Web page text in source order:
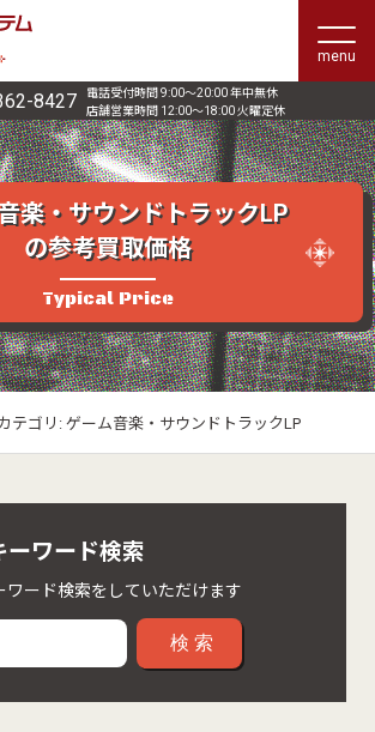
menu
8427
電話受付時間 9:00〜20:00 年中無休
店舗営業時間 12:00〜18:00 火曜定休
楽・サウンドトラックLP
の参考買取価格
Typical Price
テゴリ:ゲーム音楽・サウンドトラックLP
ーワード検索
ワード検索をしていただけます
検索